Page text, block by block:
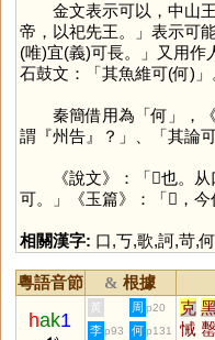
金文表示可以，中山王
帝，以祀先王。」表示可
(唯)宜(義)可長。」又用作
石鼓文：「其魚維可(何)」
秦簡借用為「何 」，
謂『州告』？」、「其論可
《說文》：「𦘫也。从
可。」《玉篇》：「𦘫，今
相關漢字: 口,丂,歌,訶,苛,何
粵語音節 & 根據
hak1
黃 周 p20 克
悈 罊
李 p93 何 p131